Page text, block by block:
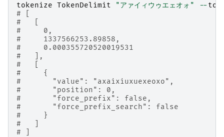
tokenize TokenDelimit "アァイィウゥエェオォ" --
# [
#   [
#     0,
#     1337566253.89858,
#     0.000355720520019531
#   ],
#   [
#     {
#       "value": "axaixiuxuexeoxo",
#       "position": 0,
#       "force_prefix": false,
#       "force_prefix_search": false
#     }
#   ]
# ]